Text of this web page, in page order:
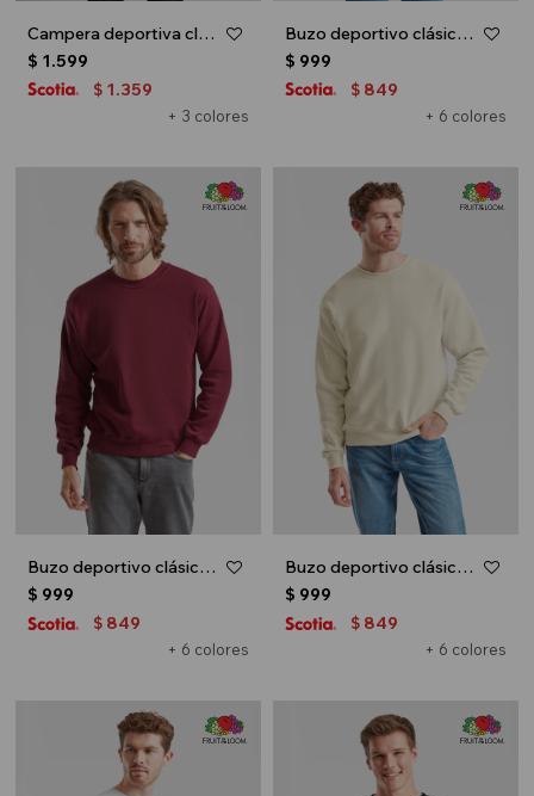
Campera deportiva clásica con capucha - UNISEX - Gris melange oscuro
+ 3 colores
$ 1.599
$ 1.359
Buzo deportivo clásico escote redondo - UNISEX - Azul marino
+ 6 colores
$ 999
$ 849
Buzo deportivo clásico escote redondo - UNISEX - Bordo
+ 6 colores
$ 999
$ 849
Buzo deportivo clásico escote redondo - UNISEX - Natural
+ 6 colores
$ 999
$ 849